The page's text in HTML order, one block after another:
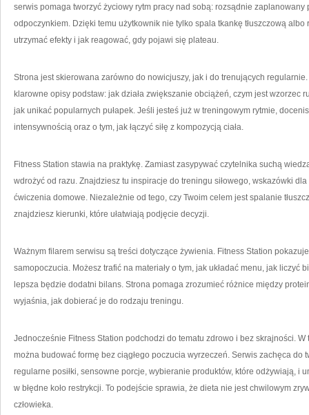
serwis pomaga tworzyć życiowy rytm pracy nad sobą: rozsądnie zaplanowany
odpoczynkiem. Dzięki temu użytkownik nie tylko spala tkankę tłuszczową
utrzymać efekty i jak reagować, gdy pojawi się plateau.
Strona jest skierowana zarówno do nowicjuszy, jak i do trenujących
klarowne opisy podstaw: jak działa zwiększanie obciążeń, czym jest wzorzec
jak unikać popularnych pułapek. Jeśli jesteś już w treningowym rytmie,
intensywnością oraz o tym, jak łączyć siłę z kompozycją ciała.
Fitness Station stawia na praktykę. Zamiast zasypywać czytelnika suchą
wdrożyć od razu. Znajdziesz tu inspiracje do treningu siłowego, wskazówki
ćwiczenia domowe. Niezależnie od tego, czy Twoim celem jest spalanie
znajdziesz kierunki, które ułatwiają podjęcie decyzji.
Ważnym filarem serwisu są treści dotyczące żywienia. Fitness Station
samopoczucia. Możesz trafić na materiały o tym, jak układać menu, jak liczyć
lepsza będzie dodatni bilans. Strona pomaga zrozumieć różnice między
wyjaśnia, jak dobierać je do rodzaju treningu.
Jednocześnie Fitness Station podchodzi do tematu zdrowo i bez skrajności.
można budować formę bez ciągłego poczucia wyrzeczeń. Serwis zachęca do
regularne posiłki, sensowne porcje, wybieranie produktów, które odżywiają, i
w błędne koło restrykcji. To podejście sprawia, że dieta nie jest chwilowym
człowieka.